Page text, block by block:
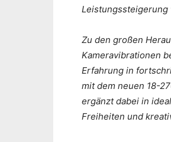
Leistungssteigerung
Zu den großen
Kameravibrationen
Erfahrung in
mit dem neuen 18-
ergänzt dabei in
Freiheiten und